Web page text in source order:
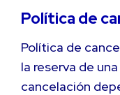
Política de
Política de
la reserva de
cancelación